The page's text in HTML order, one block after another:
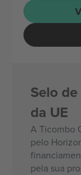
Selo
da UE
A Ticombo
pelo
pela sua